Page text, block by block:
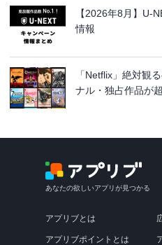
【2026年8月】U-
情報
「Netflix」絶対観
ナル・独占作品が
あなたの欲しいアプリが見つかる
アプリブとは
アプリブポイントとは